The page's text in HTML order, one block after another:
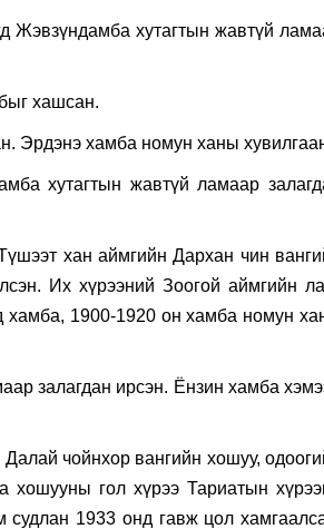
Жэвзүндамба хутагтын жавтүй
хашсан.
Эрдэнэ хамба номун ханы
хутагтын жавтүй ламаар
хан аймгийн Дархан чин
Их хүрээний Зоогой аймгийн
хамба, 1900-1920 он хамба номун
залагдан ирсэн. Ёнзин хамба
чойнхор вангийн хошуу,
хошууны гол хүрээ Тариатын
1933 онд гавж цол